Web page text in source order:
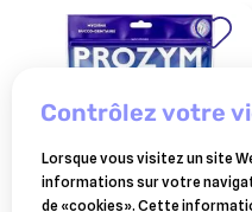
contrôlez votre
Lorsque vous visitez un site
informations sur votre
de «cookies». Cette